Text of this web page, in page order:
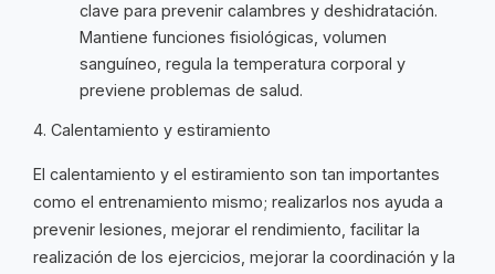
clave para prevenir calambres y deshidratación.
Mantiene funciones fisiológicas, volumen
sanguíneo, regula la temperatura corporal y
previene problemas de salud.
4. Calentamiento y estiramiento
El calentamiento y el estiramiento son tan importantes
como el entrenamiento mismo; realizarlos nos ayuda a
prevenir lesiones, mejorar el rendimiento, facilitar la
realización de los ejercicios, mejorar la coordinación y la